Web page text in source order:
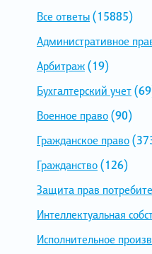
Все ответы(15885)
Административное
Арбитраж(19)
Бухгалтерский учет
Военное право(90)
Гражданское право
Гражданство(126)
Защита прав
Интеллектуальная
Исполнительное